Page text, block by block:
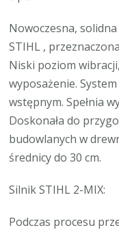
Nowoczesna,
STIHL ,
Niski poziom
wyposażenie.
wstępnym. Spełnia
Doskonała do
budowlanych w
średnicy do 30 cm.
Silnik STIHL 2-MIX:
Podczas procesu